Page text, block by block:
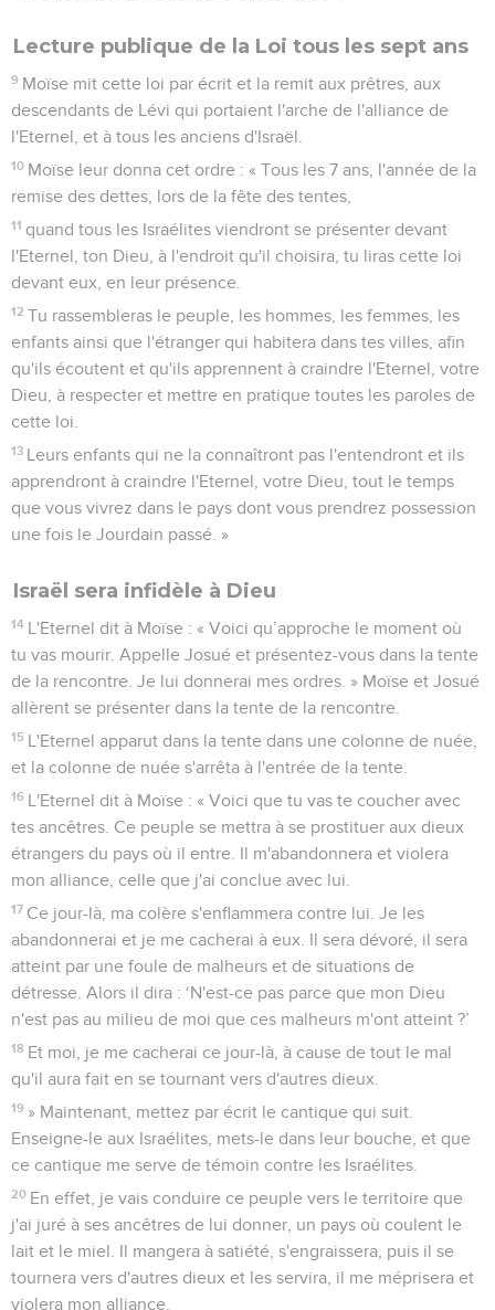
Lecture publique de la Loi tous les sept ans
9 Moïse mit cette loi par écrit et la remit aux prêtres, aux
descendants de Lévi qui portaient l'arche de l'alliance de
l'Eternel, et à tous les anciens d'Israël.
10 Moïse leur donna cet ordre : « Tous les 7 ans, l'année de la
remise des dettes, lors de la fête des tentes,
11 quand tous les Israélites viendront se présenter devant
l'Eternel, ton Dieu, à l'endroit qu'il choisira, tu liras cette loi
devant eux, en leur présence.
12 Tu rassembleras le peuple, les hommes, les femmes, les
enfants ainsi que l'étranger qui habitera dans tes villes, afin
qu'ils écoutent et qu'ils apprennent à craindre l'Eternel, votre
Dieu, à respecter et mettre en pratique toutes les paroles de
cette loi.
13 Leurs enfants qui ne la connaîtront pas l'entendront et ils
apprendront à craindre l'Eternel, votre Dieu, tout le temps
que vous vivrez dans le pays dont vous prendrez possession
une fois le Jourdain passé. »
Israël sera infidèle à Dieu
14 L'Eternel dit à Moïse : « Voici qu’approche le moment où
tu vas mourir. Appelle Josué et présentez-vous dans la tente
de la rencontre. Je lui donnerai mes ordres. » Moïse et Josué
allèrent se présenter dans la tente de la rencontre.
15 L'Eternel apparut dans la tente dans une colonne de nuée,
et la colonne de nuée s'arrêta à l'entrée de la tente.
16 L'Eternel dit à Moïse : « Voici que tu vas te coucher avec
tes ancêtres. Ce peuple se mettra à se prostituer aux dieux
étrangers du pays où il entre. Il m'abandonnera et violera
mon alliance, celle que j'ai conclue avec lui.
17 Ce jour-là, ma colère s'enflammera contre lui. Je les
abandonnerai et je me cacherai à eux. Il sera dévoré, il sera
atteint par une foule de malheurs et de situations de
détresse. Alors il dira : ‘N'est-ce pas parce que mon Dieu
n'est pas au milieu de moi que ces malheurs m'ont atteint ?’
18 Et moi, je me cacherai ce jour-là, à cause de tout le mal
qu'il aura fait en se tournant vers d'autres dieux.
19 » Maintenant, mettez par écrit le cantique qui suit.
Enseigne-le aux Israélites, mets-le dans leur bouche, et que
ce cantique me serve de témoin contre les Israélites.
20 En effet, je vais conduire ce peuple vers le territoire que
j'ai juré à ses ancêtres de lui donner, un pays où coulent le
lait et le miel. Il mangera à satiété, s'engraissera, puis il se
tournera vers d'autres dieux et les servira, il me méprisera et
violera mon alliance.